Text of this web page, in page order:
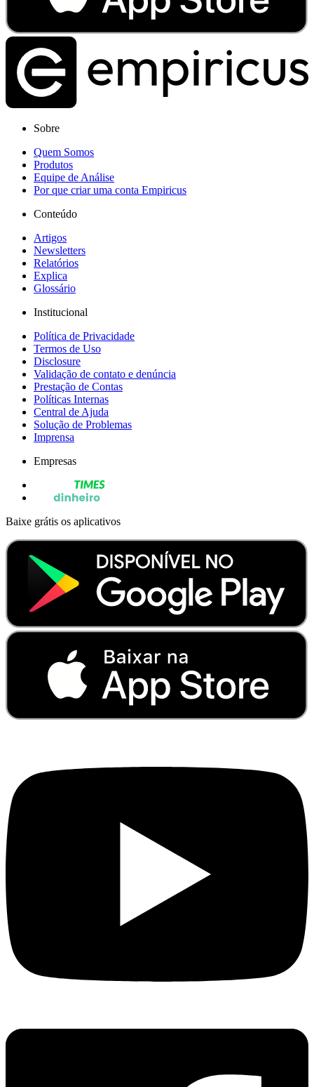
Sobre
Quem Somos
Produtos
Equipe de Análise
Por que criar uma conta Empiricus
Conteúdo
Artigos
Newsletters
Relatórios
Explica
Glossário
Institucional
Política de Privacidade
Termos de Uso
Disclosure
Validação de contato e denúncia
Prestação de Contas
Políticas Internas
Central de Ajuda
Solução de Problemas
Imprensa
Empresas
Baixe grátis os aplicativos